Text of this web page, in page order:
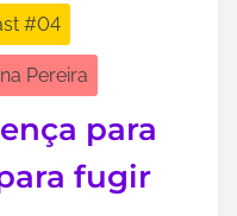
#04
Pereira
para
fugir